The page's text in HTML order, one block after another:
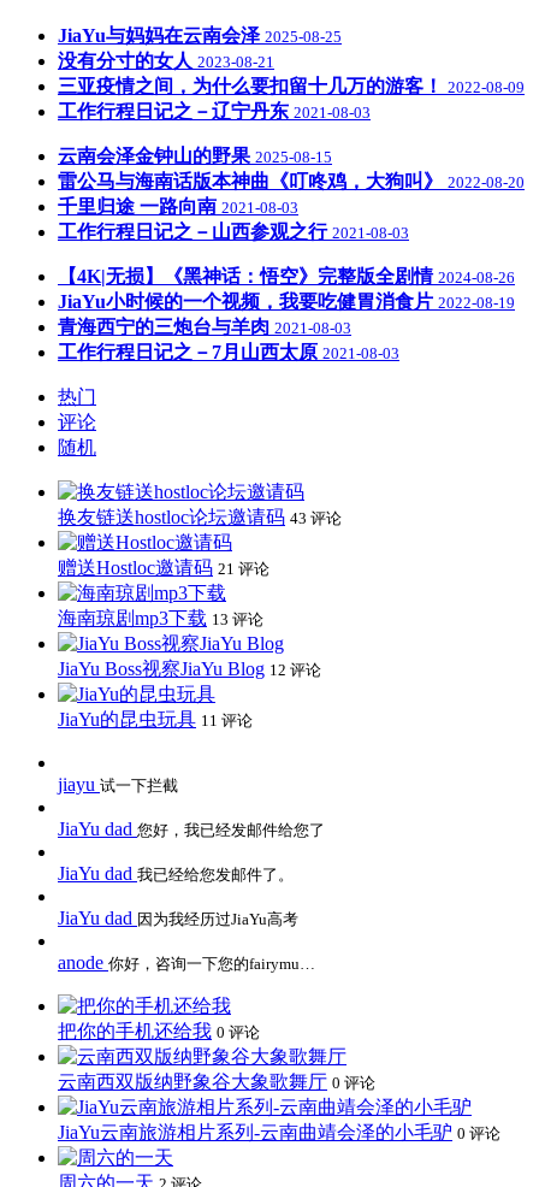
JiaYu与妈妈在云南会泽 2025-08-25
没有分寸的女人 2023-08-21
三亚疫情之间，为什么要扣留十几万的游客！ 2022-08-09
工作行程日记之－辽宁丹东 2021-08-03
云南会泽金钟山的野果 2025-08-15
雷公马与海南话版本神曲《叮咚鸡，大狗叫》 2022-08-20
千里归途 一路向南 2021-08-03
工作行程日记之－山西参观之行 2021-08-03
【4K|无损】《黑神话：悟空》完整版全剧情 2024-08-26
JiaYu小时候的一个视频，我要吃健胃消食片 2022-08-19
青海西宁的三炮台与羊肉 2021-08-03
工作行程日记之－7月山西太原 2021-08-03
热门
评论
随机
换友链送hostloc论坛邀请码 43 评论
赠送Hostloc邀请码 21 评论
海南琼剧mp3下载 13 评论
JiaYu Boss视察JiaYu Blog 12 评论
JiaYu的昆虫玩具 11 评论
jiayu 试一下拦截
JiaYu dad 您好，我已经发邮件给您了
JiaYu dad 我已经给您发邮件了。
JiaYu dad 因为我经历过JiaYu高考
anode 你好，咨询一下您的fairymu…
把你的手机还给我 0 评论
云南西双版纳野象谷大象歌舞厅 0 评论
JiaYu云南旅游相片系列-云南曲靖会泽的小毛驴 0 评论
周六的一天